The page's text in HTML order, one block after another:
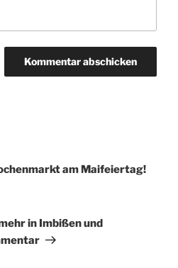
am Maifeiertag!
in Imbißen und